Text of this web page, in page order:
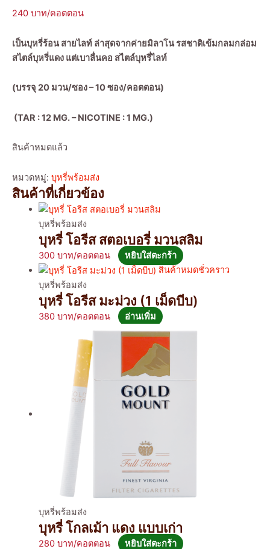
240
เป็นบุหรี่ร้อน สายไลท์ ล่าสุดจากค่ายมิลาโน รสชาติเข้มกลมกล่อม
สไตล์บุหรี่แดง แต่เบาลื่นคอ สไตล์บุหรี่ไลท์
(บรรจุ 20 มวน/ซอง – 10 ซอง/คอตตอน)
(TAR : 12 MG. – NICOTINE : 1 MG.)
สินค้าหมดแล้ว
หมวดหมู่: บุหรี่พร้อมส่ง
สินค้าที่เกี่ยวข้อง
บุหรี่พร้อมส่ง
บุหรี่ โอรีส สตอเบอรี่ มวนสลิม
300
หยิบใส่ตะกร้า
สินค้าหมดชั่วคราว
บุหรี่พร้อมส่ง
บุหรี่ โอรีส มะม่วง (1 เม็ดบีบ)
380 อ่านเพิ่ม
บุหรี่พร้อมส่ง
บุหรี่ โกลเม้า แดง แบบเก่า
280 หยิบใส่ตะกร้า